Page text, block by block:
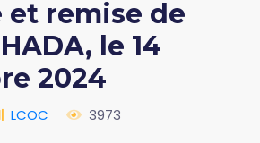
et remise de
le 14
2024
LCOC 3973